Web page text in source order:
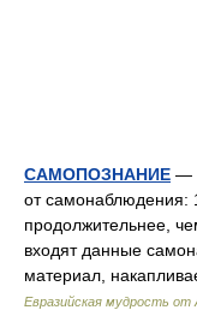
САМОПОЗНАНИЕ —
от самонаблюдения:
продолжительнее,
входят данные
материал,
Евразийская мудрость от